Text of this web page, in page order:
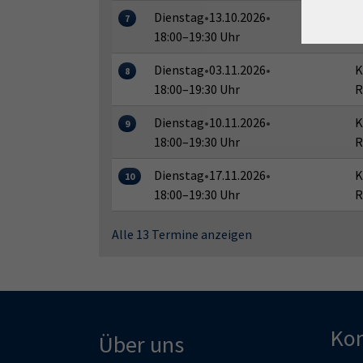
7 Dienstag•13.10.2026•
18:00–19:30 Uhr
8 Dienstag•03.11.2026•
18:00–19:30 Uhr
9 Dienstag•10.11.2026•
18:00–19:30 Uhr
10 Dienstag•17.11.2026•
18:00–19:30 Uhr
Alle 13 Termine anzeigen
Über uns